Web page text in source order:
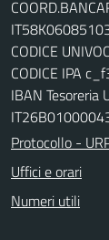
CODICE
CODICE IPA
IBAN Tesoreria
Protocollo -
Uffici e orari
Numeri utili